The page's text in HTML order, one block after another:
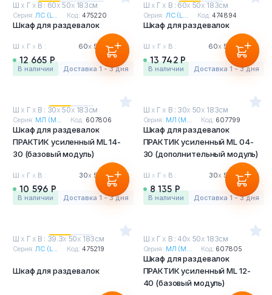
Ш х Г х В : 60х 50х 183см
Серия:ЛС (L... Код: 475220
Шкаф для раздевалок
Ш х Г х В : 60х50 х183см
12 665 Р
в наличии Доставка 1 - 3 дня
Ш х Г х В : 60х 50х 183см
Серия: ЛС (L... Код:474894
Шкаф для раздевалок
Ш х Г х В : 60х 50 х183см
13 742 Р
в наличии Доставка 1 - 3 дня
Ш х Г х В : 30х 50х 183см
Серия: МЛ (M... Код: 607806
Шкаф для раздевалок
ПРАКТИК усиленный ML 14-
30 (базовый модуль)
Ш х Г х В : 30х50 х183см
10 596 Р
в наличии Доставка 1 - 3 дня
Ш х Г х В : 30х 50х 183см
Серия: МЛ (M... Код: 607799
Шкаф для раздевалок
ПРАКТИК усиленный ML 04-
30 (дополнительный модуль)
Ш х Г х В : 30х 50 х183см
8 135 Р
в наличии Доставка 1 - 3 дня
Ш х Г х В : 39.3х 50х 183см
Серия:ЛС (L... Код: 475219
Шкаф для раздевалок
Ш х Г х В : 40х 50х 183см
Серия: МЛ (M... Код: 607805
Шкаф для раздевалок
ПРАКТИК усиленный ML 12-
40 (базовый модуль)